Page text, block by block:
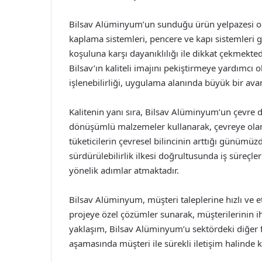
Bilsav Alüminyum’un sunduğu ürün
kaplama sistemleri, pencere ve kapı
koşuluna karşı dayanıklılığı ile dikkat
Bilsav’ın kaliteli imajını pekiştirmeye
işlenebilirliği, uygulama alanında büyük bir
Kalitenin yanı sıra, Bilsav Alüminyum’un
dönüşümlü malzemeler kullanarak, çevreye
tüketicilerin çevresel bilincinin arttığı
sürdürülebilirlik ilkesi doğrultusunda iş
yönelik adımlar atmaktadır.
Bilsav Alüminyum, müşteri taleplerine hızlı ve
projeye özel çözümler sunarak, müşterilerinin
yaklaşım, Bilsav Alüminyum’u sektördeki
aşamasında müşteri ile sürekli iletişim halinde